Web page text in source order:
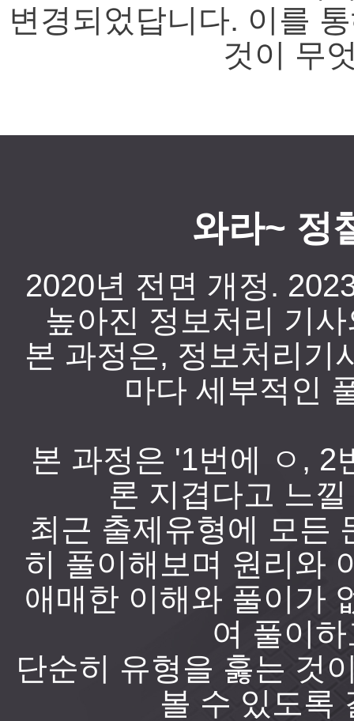
변경되었답니다. 이를
것이 무
와라~ 정
2020년 전면 개정.
높아진 정보처리 기
본 과정은, 정보처리기
마다 세부적인
본 과정은 '1번에 ㅇ, 2
론 지겹다고 느
최근 출제유형에 모든
히 풀이해보며 원리와
애매한 이해와 풀이가
여 풀이
단순히 유형을 훓는 것
볼 수 있도록